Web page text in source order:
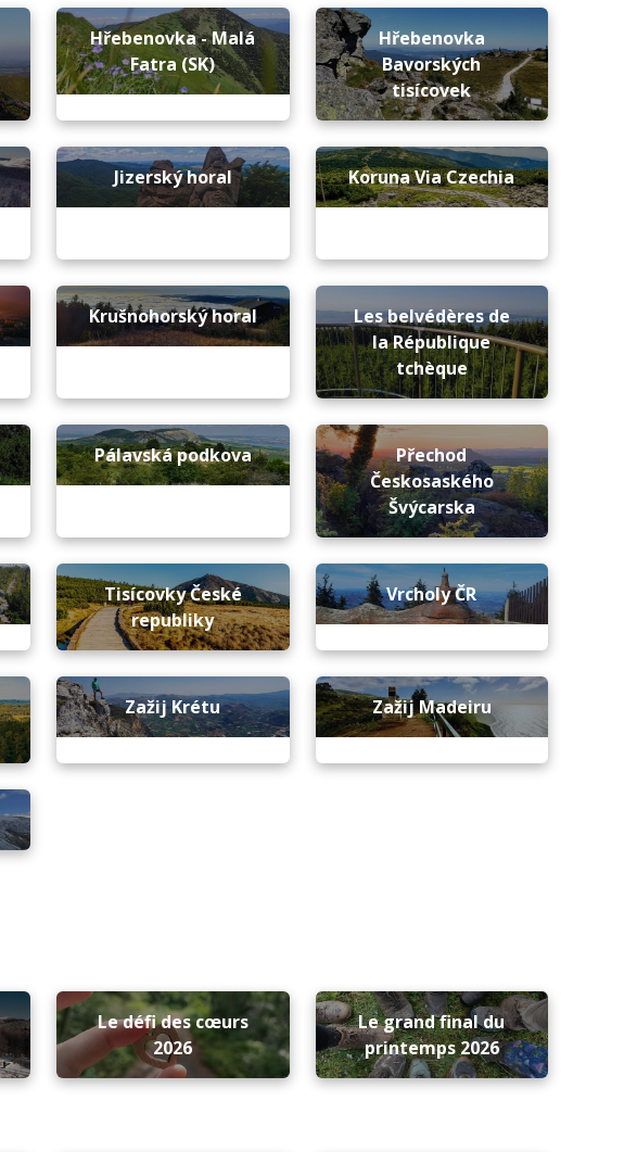
Hřebenovka - Malá
Fatra (SK)
Hřebenovka
Bavorských
tisícovek
Jizerský horal Koruna Via Czechia
Krušnohorský horal
Les belvédères de
la République
tchèque
Pálavská podkova
Přechod
Českosaského
Švýcarska
Tisícovky České
republiky
Vrcholy ČR
Zažij Krétu Zažij Madeiru
Le défi des cœurs
2026
Le grand final du
printemps 2026